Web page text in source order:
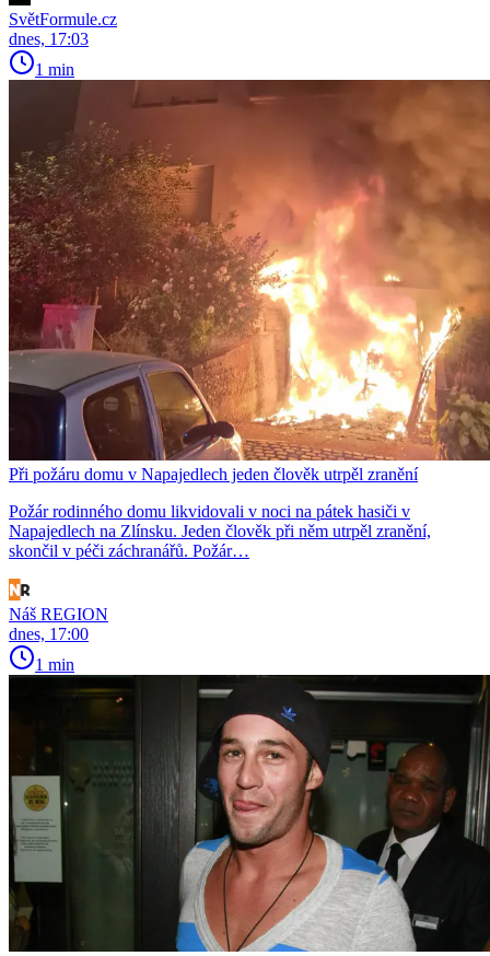
SvětFormule.cz
dnes, 17:03
1 min
Při požáru domu v Napajedlech jeden člověk utrpěl zranění
Požár rodinného domu likvidovali v noci na pátek hasiči v
Napajedlech na Zlínsku. Jeden člověk při něm utrpěl zranění,
skončil v péči záchranářů. Požár…
Náš REGION
dnes, 17:00
1 min